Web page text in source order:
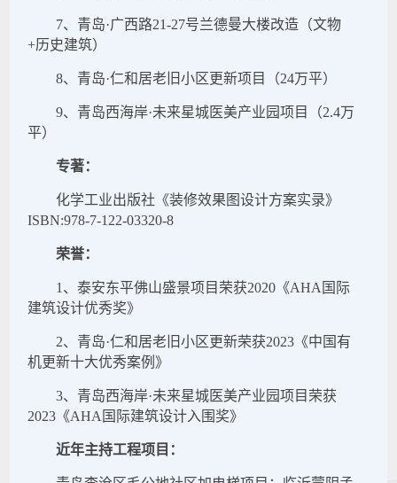
7、青岛·广西路21-27号兰德曼大楼改造（文物
+历史建筑）
8、青岛·仁和居老旧小区更新项目（24万平）
9、青岛西海岸·未来星城医美产业园项目（2.4万
平）
专著：
化学工业出版社《装修效果图设计方案实录》
ISBN:978-7-122-03320-8
荣誉：
1、泰安东平佛山盛景项目荣获2020《AHA国际
建筑设计优秀奖》
2、青岛·仁和居老旧小区更新荣获2023《中国有
机更新十大优秀案例》
3、青岛西海岸·未来星城医美产业园项目荣获
2023《AHA国际建筑设计入围奖》
近年主持工程项目：